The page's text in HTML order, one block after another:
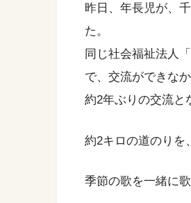
昨日、年長児が、
た。
同じ社会福祉法人
で、交流ができなか
約2年ぶりの交流と
約2キロの道のりを
季節の歌を一緒に